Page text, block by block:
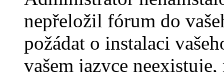
nepřeložil fórum do
požádat o instalaci
vašem jazyce